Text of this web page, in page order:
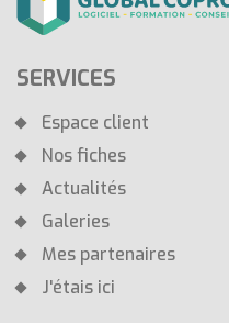
SERVICES
Espace client
Nos fiches
Actualités
Galeries
Mes partenaires
J'étais ici